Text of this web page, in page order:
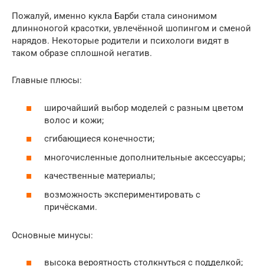
Пожалуй, именно кукла Барби стала синонимом
длинноногой красотки, увлечённой шопингом и сменой
нарядов. Некоторые родители и психологи видят в
таком образе сплошной негатив.
Главные плюсы:
широчайший выбор моделей с разным цветом
волос и кожи;
сгибающиеся конечности;
многочисленные дополнительные аксессуары;
качественные материалы;
возможность экспериментировать с
причёсками.
Основные минусы:
высока вероятность столкнуться с подделкой;